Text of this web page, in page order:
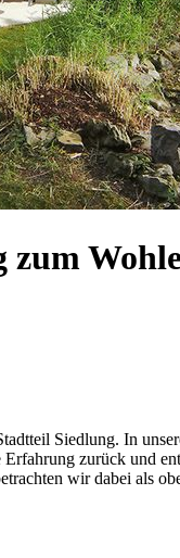
Siedlung. In
zurück und
wir dabei als